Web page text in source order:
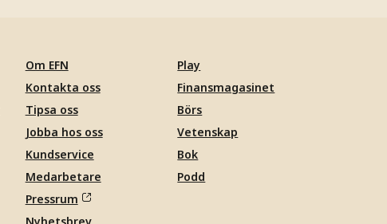
Om EFN
Kontakta oss
Tipsa oss
Jobba hos oss
Kundservice
Medarbetare
Pressrum
Nyhetsbrev
Play
Finansmagasinet
Börs
Vetenskap
Bok
Podd